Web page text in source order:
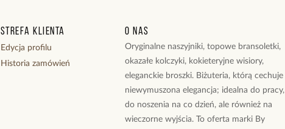
Strefa klienta
Edycja profilu
Historia zamówień
O nas
Oryginalne naszyjniki, topowe bransoletki,
okazałe kolczyki, kokieteryjne wisiory,
eleganckie broszki. Biżuteria, którą cechuje
niewymuszona elegancja; idealna do pracy,
do noszenia na co dzień, ale również na
wieczorne wyjścia. To oferta marki By